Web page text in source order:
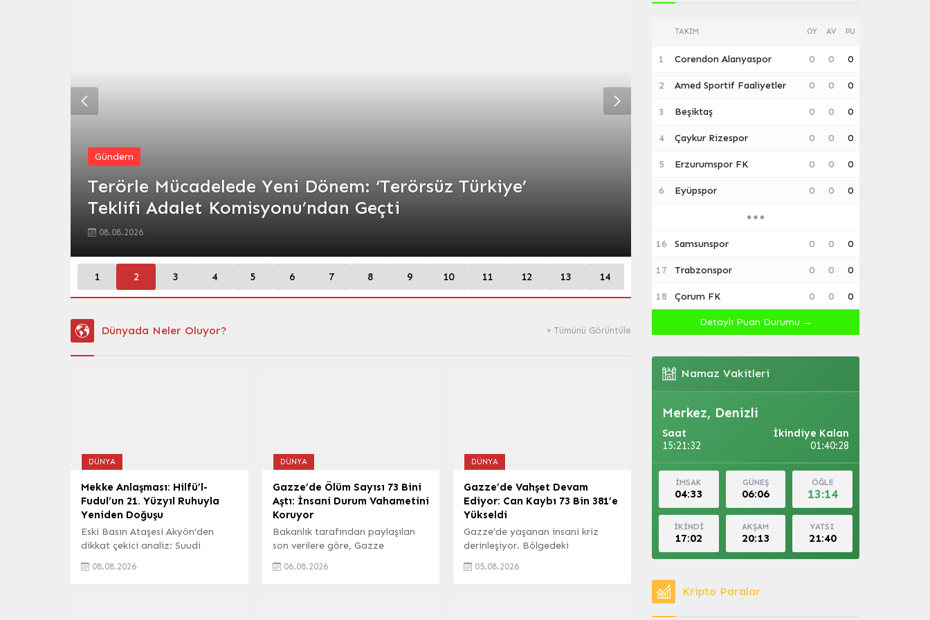
Gündem
Terörle Mücadelede Yeni Dönem: ‘Terörsüz Türkiye’
Teklifi Adalet Komisyonu’ndan Geçti
08.08.2026
Dışişleri Bakanlığı’ndan Mekke
1 2 3 4 5 6 7 8 9 10 11 12 13 14
Dünyada Neler Oluyor? + Tümünü Görüntüle
DÜNYA
Mekke Anlaşması: Hilfü’l-
Fudul’un 21. Yüzyıl Ruhuyla
Yeniden Doğuşu
Eski Basın Ataşesi Akyön’den
dikkat çekici analiz: Suudi
arasında imzalanan ‘Mekke
08.08.2026
DÜNYA
Gazze’de Ölüm Sayısı 73 Bini
Aştı: İnsani Durum Vahametini
Koruyor
Bakanlık tarafından paylaşılan
son verilere göre, Gazze
nedeniyle hayatını kaybedenlerin
06.08.2026
DÜNYA
Gazze’de Vahşet Devam
Ediyor: Can Kaybı 73 Bin 381’e
Yükseldi
Gazze’de yaşanan insani kriz
derinleşiyor. Bölgedeki
ulaşan bilgilere göre, 4 kişinin
05.08.2026
TAKIM OY AV PU
1 Corendon Alanyaspor 0 0 0
2 Amed Sportif Faaliyetler 0 0 0
3 Beşiktaş 0 0 0
4 Çaykur Rizespor 0 0 0
5 Erzurumspor FK 0 0 0
6 Eyüpspor 0 0 0
16 Samsunspor 0 0 0
17 Trabzonspor 0 0 0
18 Çorum FK 0 0 0
Detaylı Puan Durumu →
Namaz Vakitleri
Merkez, Denizli
Saat
15:21:33
İkindiye Kalan
01:40:27
İMSAK
04:33
GÜNEŞ
06:06
ÖĞLE
13:14
İKİNDİ
17:02
AKŞAM
20:13
YATSI
21:40
Kripto Paralar